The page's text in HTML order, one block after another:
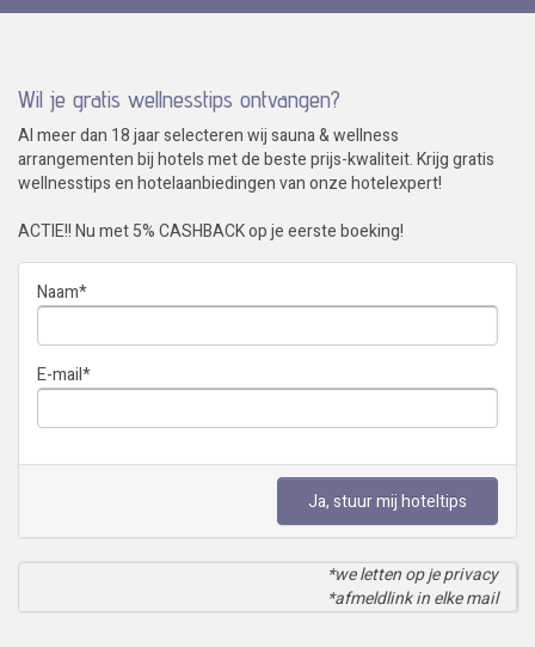
Wil je gratis wellnesstips ontvangen?
Al meer dan 18 jaar selecteren wij sauna & wellness
arrangementen bij hotels met de beste prijs-kwaliteit. Krijg gratis
wellnesstips en hotelaanbiedingen van onze hotelexpert!
ACTIE!! Nu met 5% CASHBACK op je eerste boeking!
Naam*
E-mail*
Ja, stuur mij hoteltips
*we letten op je privacy
*afmeldlink in elke mail